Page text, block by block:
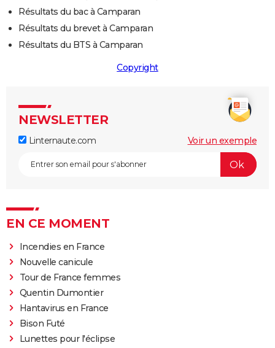
Résultats du bac à Camparan
Résultats du brevet à Camparan
Résultats du BTS à Camparan
Copyright
NEWSLETTER
Linternaute.com Voir un exemple
EN CE MOMENT
Incendies en France
Nouvelle canicule
Tour de France femmes
Quentin Dumontier
Hantavirus en France
Bison Futé
Lunettes pour l'éclipse